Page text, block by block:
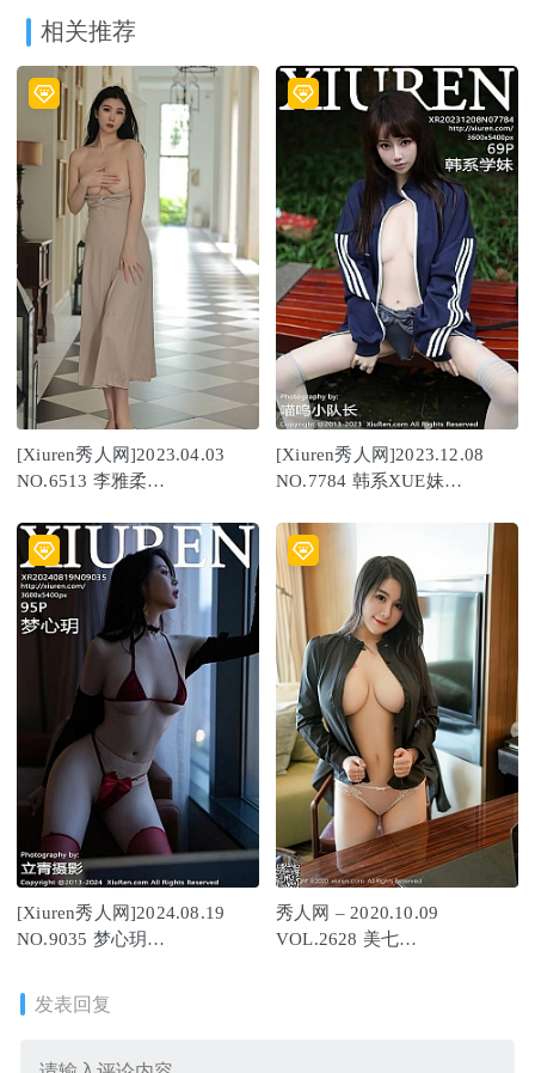
相关推荐
[Xiuren秀人网]2023.04.03
NO.6513 李雅柔
[Xiuren秀人网]2023.12.08
NO.7784 韩系XUE妹
[Xiuren秀人网]2024.08.19
NO.9035 梦心玥
秀人网 – 2020.10.09
VOL.2628 美七
发表回复